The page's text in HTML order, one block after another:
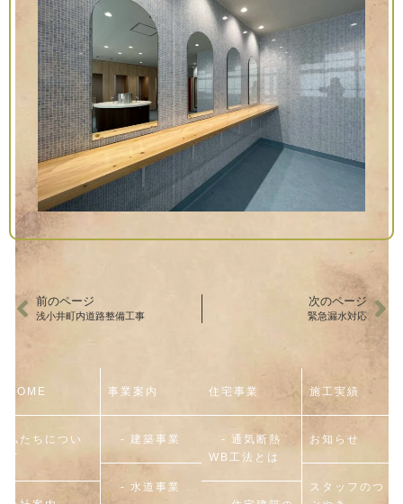
前のページ
浅小井町内道路整備工事
次のページ
緊急漏水対応
HOME
私たちについ
て
事業案内
- 建築事業
- 水道事業
住宅事業
- 通気断熱
WB工法とは
施工実績
お知らせ
スタッフのつ